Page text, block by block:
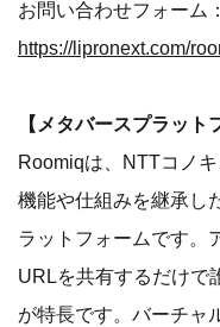
お問い合わせフォーム：
https://lipronext.com/
【メタバースプラッ
Roomiqは、NTTコノ
機能や仕組みを継承し
ラットフォームです。
URLを共有するだけで
が特長です。バーチャ